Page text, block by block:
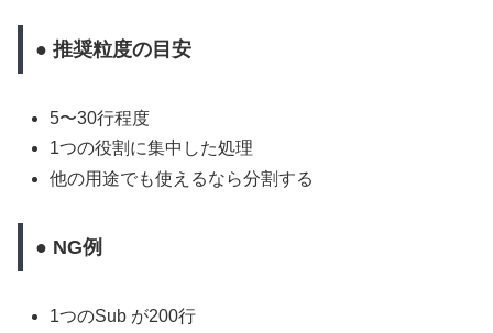
● 推奨粒度の目安
5〜30行程度
1つの役割に集中した処理
他の用途でも使えるなら分割する
● NG例
1つのSub が200行